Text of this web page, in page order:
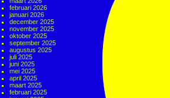
februari 2026
januari 2026
december 2025
november 2025
oktober 2025
september 2025
augustus 2025
juli 2025
juni 2025
mei 2025
april 2025
maart 2025
februari 2025